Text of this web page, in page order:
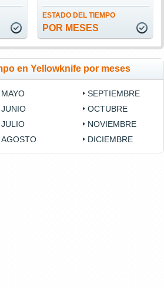
ESTADO DEL TIEMPO
POR MESES
en Yellowknife por meses
MAYO
JUNIO
JULIO
AGOSTO
SEPTIEMBRE
OCTUBRE
NOVIEMBRE
DICIEMBRE